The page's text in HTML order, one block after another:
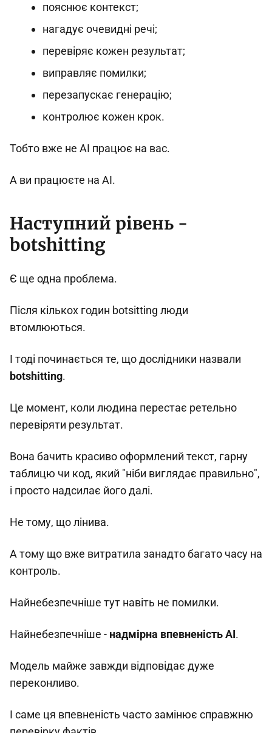
пояснює контекст;
нагадує очевидні речі;
перевіряє кожен результат;
виправляє помилки;
перезапускає генерацію;
контролює кожен крок.
Тобто вже не AI працює на вас.
А ви працюєте на AI.
Наступний рівень -
botshitting
Є ще одна проблема.
Після кількох годин botsitting люди
втомлюються.
І тоді починається те, що дослідники назвали
botshitting.
Це момент, коли людина перестає ретельно
перевіряти результат.
Вона бачить красиво оформлений текст, гарну
таблицю чи код, який "ніби виглядає правильно",
і просто надсилає його далі.
Не тому, що лінива.
А тому що вже витратила занадто багато часу на
контроль.
Найнебезпечніше тут навіть не помилки.
Найнебезпечніше - надмірна впевненість AI.
Модель майже завжди відповідає дуже
переконливо.
І саме ця впевненість часто замінює справжню